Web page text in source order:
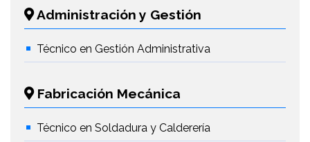
Administración y Gestión
Técnico en Gestión Administrativa
Fabricación Mecánica
Técnico en Soldadura y Calderería